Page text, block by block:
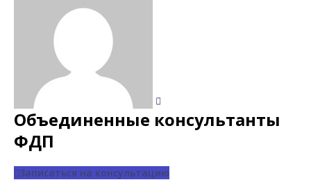
Объединенные консультанты
ФДП
Записаться на консультацию